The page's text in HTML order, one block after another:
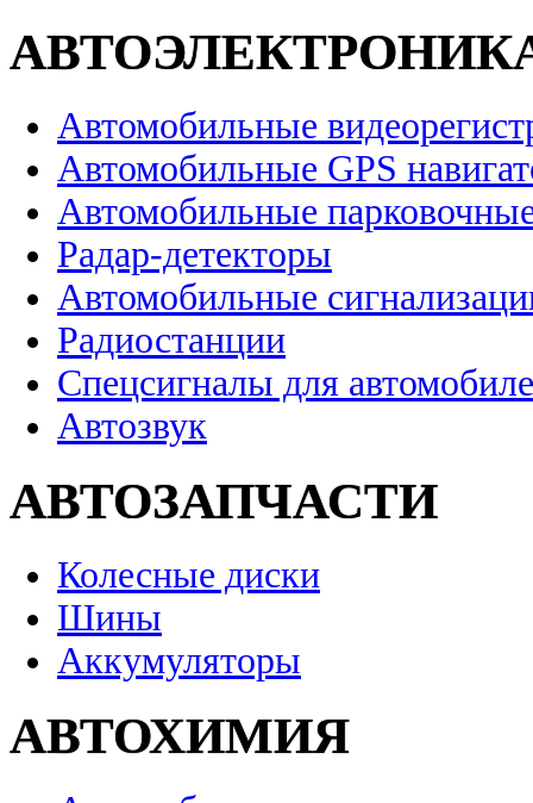
Автомобильные
Автомобильные GPS
Автомобильные
Радар-детекторы
Автомобильные
Радиостанции
Спецсигналы для
Автозвук
АВТОЗАПЧАСТИ
Колесные диски
Шины
Аккумуляторы
АВТОХИМИЯ